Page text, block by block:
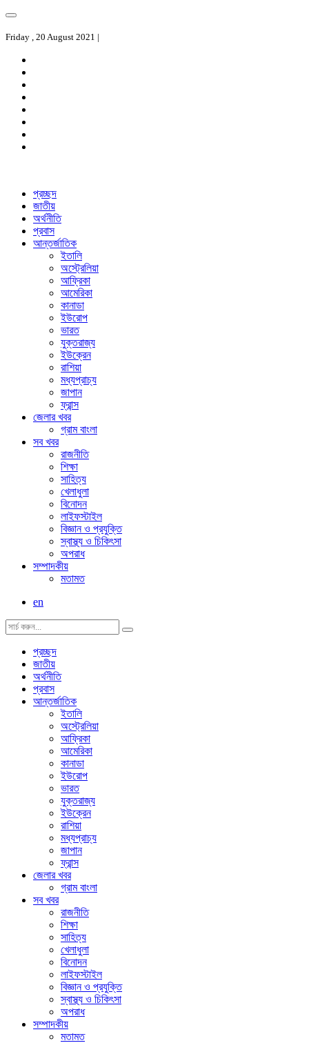
Friday , 20 August 2021 |
প্রচ্ছদ
জাতীয়
অর্থনীতি
প্রবাস
আন্তর্জাতিক
ইতালি
অস্ট্রেলিয়া
আফ্রিকা
আমেরিকা
কানাডা
ইউরোপ
ভারত
যুক্তরাজ্য
ইউক্রেন
রাশিয়া
মধ্যপ্রাচ্য
জাপান
ফ্রান্স
জেলার খবর
গ্রাম বাংলা
সব খবর
রাজনীতি
শিক্ষা
সাহিত্য
খেলাধুলা
বিনোদন
লাইফস্টাইল
বিজ্ঞান ও প্রযুক্তি
স্বাস্থ্য ও চিকিৎসা
অপরাধ
সম্পাদকীয়
মতামত
en
প্রচ্ছদ
জাতীয়
অর্থনীতি
প্রবাস
আন্তর্জাতিক
ইতালি
অস্ট্রেলিয়া
আফ্রিকা
আমেরিকা
কানাডা
ইউরোপ
ভারত
যুক্তরাজ্য
ইউক্রেন
রাশিয়া
মধ্যপ্রাচ্য
জাপান
ফ্রান্স
জেলার খবর
গ্রাম বাংলা
সব খবর
রাজনীতি
শিক্ষা
সাহিত্য
খেলাধুলা
বিনোদন
লাইফস্টাইল
বিজ্ঞান ও প্রযুক্তি
স্বাস্থ্য ও চিকিৎসা
অপরাধ
সম্পাদকীয়
মতামত